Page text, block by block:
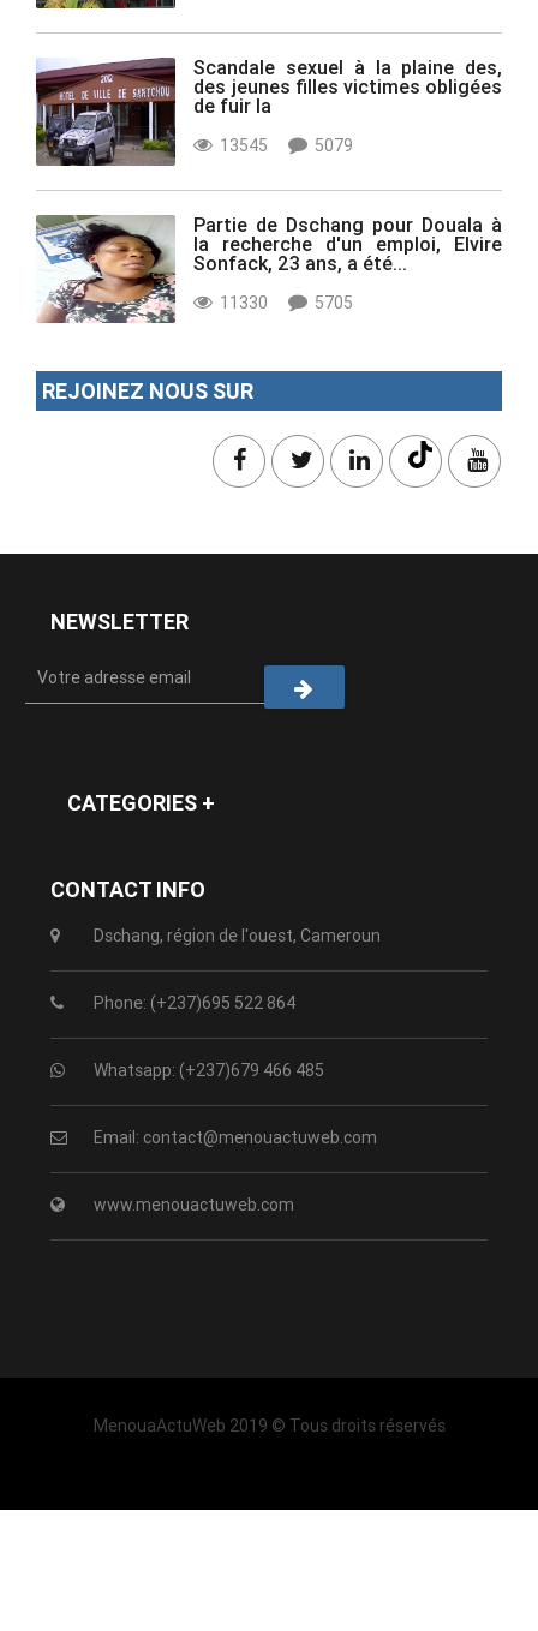
Scandale sexuel à la plaine des,
des jeunes filles victimes obligées
de fuir la
13545 5079
Partie de Dschang pour Douala à
la recherche d'un emploi, Elvire
Sonfack, 23 ans, a été...
11330 5705
REJOINEZ NOUS SUR
NEWSLETTER
CATEGORIES +
CONTACT INFO
Dschang, région de l'ouest, Cameroun
Phone: (+237)695 522 864
Whatsapp: (+237)679 466 485
Email: contact@menouactuweb.com
www.menouactuweb.com
MenouaActuWeb 2019 © Tous droits réservés